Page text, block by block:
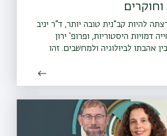
להיות קב"נית טובה יותר, ד"ר יניב
דמויות היסטוריות, ופרופ' ירון
אהבתו לביולוגיה ולמחשבים. זהו